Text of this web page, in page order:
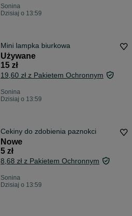
Sonina
Dzisiaj o 13:59
Mini lampka biurkowa
Używane
15 zł
19,60 zł z Pakietem Ochronnym
Sonina
Dzisiaj o 13:59
Cekiny do zdobienia paznokci
Nowe
5 zł
8,68 zł z Pakietem Ochronnym
Sonina
Dzisiaj o 13:59